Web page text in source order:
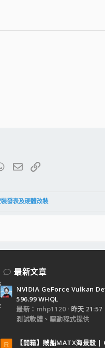
WhatsApp
電子郵件
連結
發表及硬體改裝
最新文章
NVIDIA GeForce Vulkan
596.99 WHQL
最新：mhp1120
昨天 21:57
測試軟體、驅動程式提供
R 【開箱】賊船MATX海景殼 |